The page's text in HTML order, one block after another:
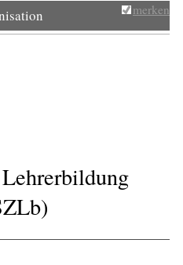
merken